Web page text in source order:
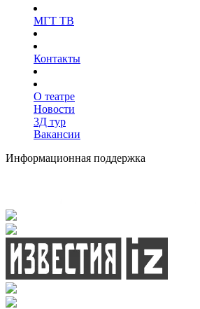
МГТ ТВ
Контакты
О театре
Новости
3Д тур
Вакансии
Информационная поддержка